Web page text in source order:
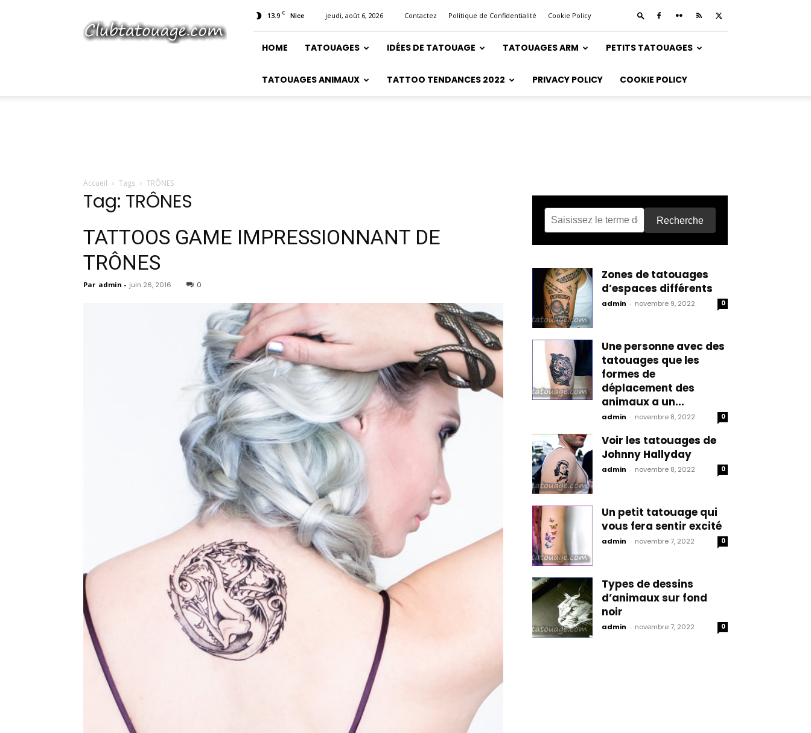
Tatouage
13.9 C Nice jeudi, août 6, 2026 Contactez Politique de Confidentialité Cookie Policy
HOME TATOUAGES IDÉES DE TATOUAGE TATOUAGES ARM PETITS TATOUAGES
TATOUAGES ANIMAUX TATTOO TENDANCES 2022 PRIVACY POLICY COOKIE POLICY
Accueil Tags TRÔNES
Tag: TRÔNES
TATTOOS GAME IMPRESSIONNANT DE
TRÔNES
Par admin - juin 26, 2016 0
Recherche
Zones de tatouages
d’espaces différents
admin - novembre 9, 2022 0
Une personne avec des
tatouages que les
formes de
déplacement des
animaux a un...
admin - novembre 8, 2022 0
Voir les tatouages de
Johnny Hallyday
admin - novembre 8, 2022 0
Un petit tatouage qui
vous fera sentir excité
admin - novembre 7, 2022 0
Types de dessins
d’animaux sur fond
noir
admin - novembre 7, 2022 0